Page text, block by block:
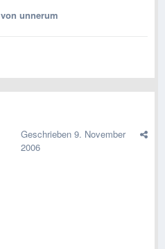
von unnerum
Geschrieben 9. November
2006